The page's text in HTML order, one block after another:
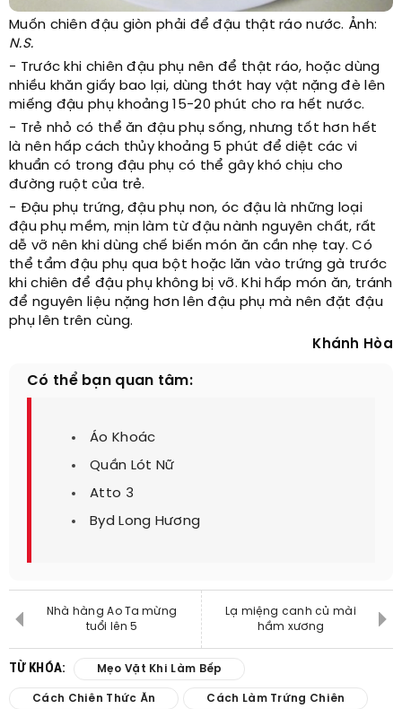
Muốn chiên đậu giòn phải để đậu thật ráo nước. Ảnh:
N.S.
- Trước khi chiên đậu phụ nên để thật ráo, hoặc dùng
nhiều khăn giấy bao lại, dùng thớt hay vật nặng đè lên
miếng đậu phụ khoảng 15-20 phút cho ra hết nước.
- Trẻ nhỏ có thể ăn đậu phụ sống, nhưng tốt hơn hết
là nên hấp cách thủy khoảng 5 phút để diệt các vi
khuẩn có trong đậu phụ có thể gây khó chịu cho
đường ruột của trẻ.
- Đậu phụ trứng, đậu phụ non, óc đậu là những loại
đậu phụ mềm, mịn làm từ đậu nành nguyên chất, rất
dễ vỡ nên khi dùng chế biến món ăn cần nhẹ tay. Có
thể tẩm đậu phụ qua bột hoặc lăn vào trứng gà trước
khi chiên để đậu phụ không bị vỡ. Khi hấp món ăn, tránh
để nguyên liệu nặng hơn lên đậu phụ mà nên đặt đậu
phụ lên trên cùng.
Khánh Hòa
Có thể bạn quan tâm:
Áo Khoác
Quần Lót Nữ
Atto 3
Byd Long Hương
Nhà hàng Ao Ta mừng
tuổi lên 5
Lạ miệng canh củ mài
hầm xương
TỪ KHÓA: Mẹo Vặt Khi Làm Bếp
Cách Chiên Thức Ăn Cách Làm Trứng Chiên